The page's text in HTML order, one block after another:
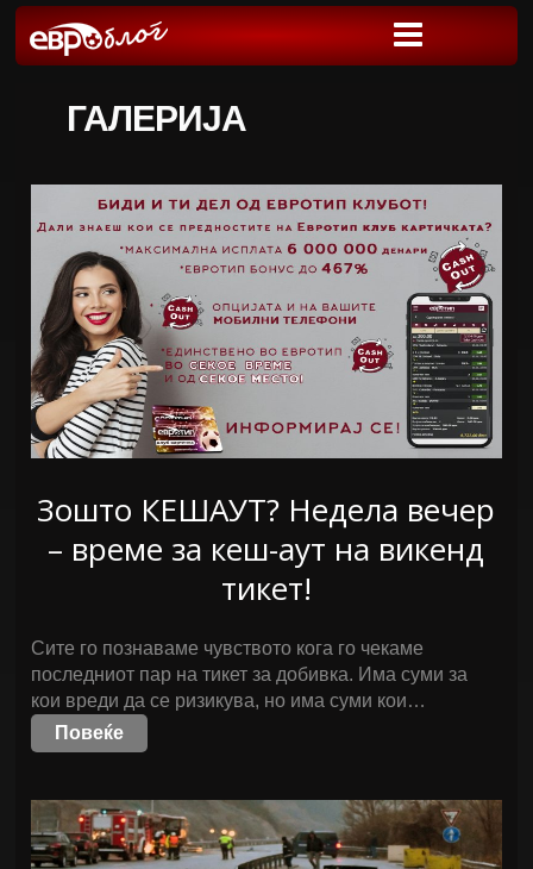
ГАЛЕРИЈА
Зошто КЕШАУТ? Недела вечер
– време за кеш-аут на викенд
тикет!
Сите го познаваме чувството кога го чекаме
последниот пар на тикет за добивка. Има суми за
кои вреди да се ризикува, но има суми кои…
Повеќе